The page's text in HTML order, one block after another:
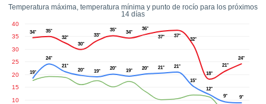
que la
calidad.
a este
las
y
forma
Temperatura máxima, temperatura mínima y punto de rocío para los próximos
14 días
10
15
20
25
30
35
40
34°
35°
32°
30°
33°
35° 34°
36°
37°
37°
32°
18°
21°
24°
19°
24°
21°
20° 19°
20° 19° 20° 21° 21°
15°
12°
9°
9°